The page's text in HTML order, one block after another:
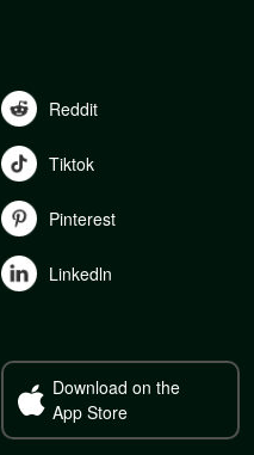
Reddit
Tiktok
Pinterest
Linkedln
Download on the
App Store